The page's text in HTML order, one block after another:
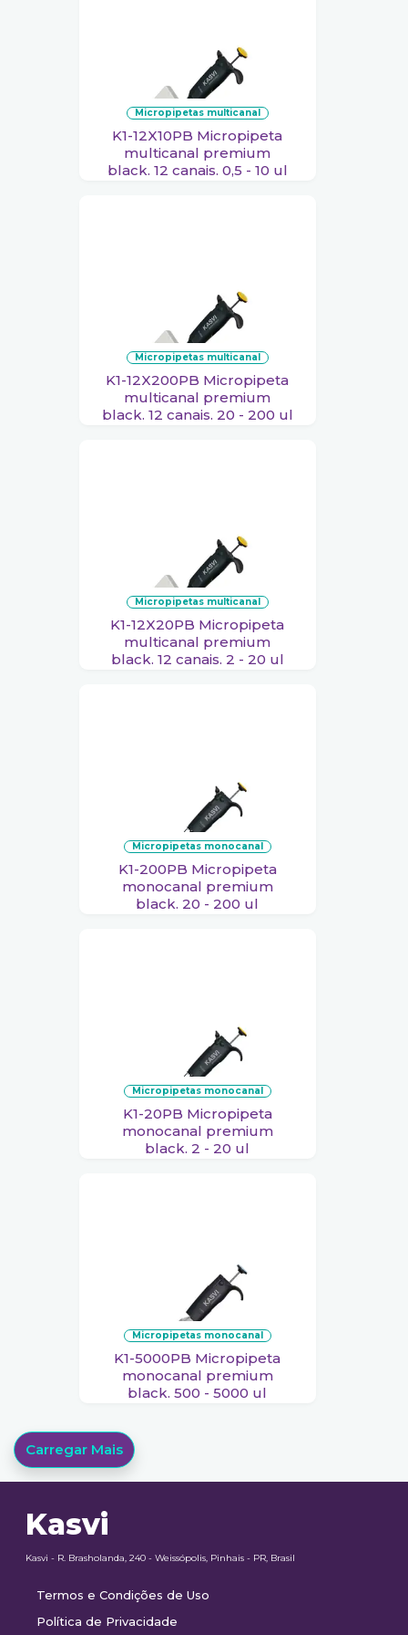
micropipetas multicanal
K1-12X10PB Micropipeta
multicanal premium
black. 12 canais. 0,5 - 10 ul
micropipetas multicanal
K1-12X200PB Micropipeta
multicanal premium
black. 12 canais. 20 - 200 ul
micropipetas multicanal
K1-12X20PB Micropipeta
multicanal premium
black. 12 canais. 2 - 20 ul
micropipetas monocanal
K1-200PB Micropipeta
monocanal premium
black. 20 - 200 ul
micropipetas monocanal
K1-20PB Micropipeta
monocanal premium
black. 2 - 20 ul
micropipetas monocanal
K1-5000PB Micropipeta
monocanal premium
black. 500 - 5000 ul
Carregar Mais
Kasvi
Kasvi - R. Brasholanda, 240 - Weissópolis, Pinhais - PR, Brasil
Termos e Condições de Uso
Política de Privacidade